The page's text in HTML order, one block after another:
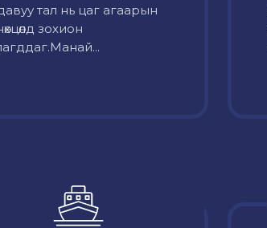
тал нь цаг агаарын
зохион